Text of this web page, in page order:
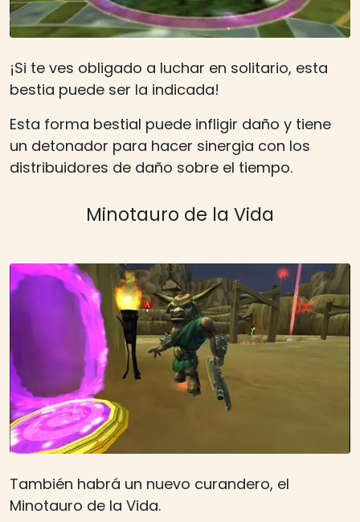
¡Si te ves obligado a luchar en solitario, esta
bestia puede ser la indicada!
Esta forma bestial puede infligir daño y tiene
un detonador para hacer sinergia con los
distribuidores de daño sobre el tiempo.
Minotauro de la Vida
También habrá un nuevo curandero, el
Minotauro de la Vida.